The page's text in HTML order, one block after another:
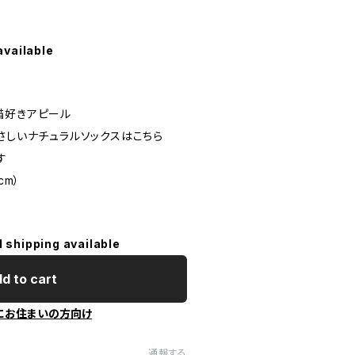
好きアピール
いナチュラルソックスはこちら
）
shipping available
to cart
お住まいの方向け